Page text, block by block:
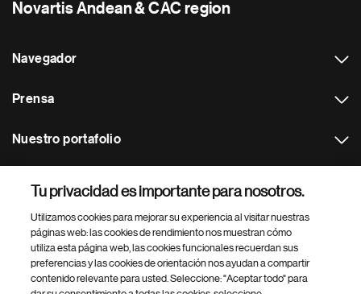
Novartis Andean & CAC region
Navegador
Prensa
Nuestro portafolio
Footer Site Search
Tu privacidad es importante para nosotros.
Utilizamos cookies para mejorar su experiencia al visitar nuestras
páginas web: las cookies de rendimiento nos muestran cómo
utiliza esta página web, las cookies funcionales recuerdan sus
preferencias y las cookies de orientación nos ayudan a compartir
contenido relevante para usted. Seleccione: "Aceptar todo" para